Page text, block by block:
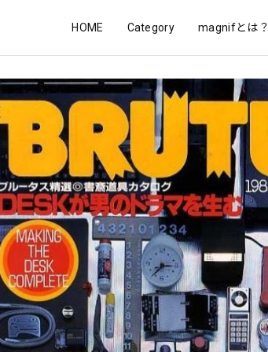
HOME Category magnifとは？